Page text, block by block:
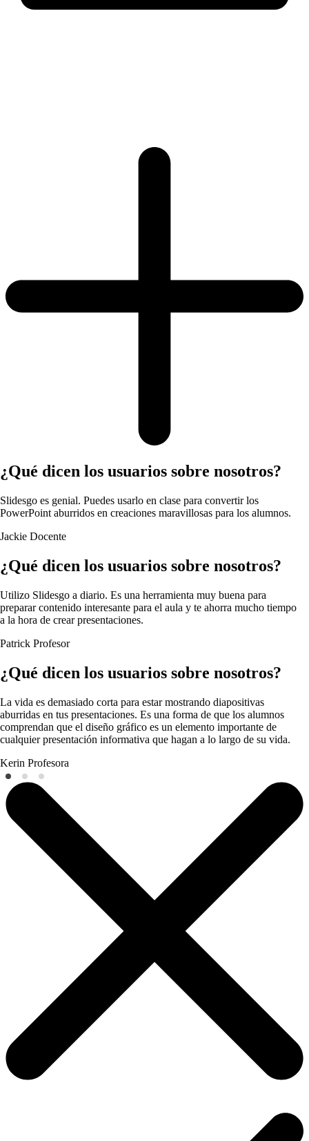
¿Qué dicen los usuarios sobre nosotros?
Slidesgo es genial. Puedes usarlo en clase para convertir los
PowerPoint aburridos en creaciones maravillosas para los alumnos.
Jackie Docente
¿Qué dicen los usuarios sobre nosotros?
Utilizo Slidesgo a diario. Es una herramienta muy buena para
preparar contenido interesante para el aula y te ahorra mucho tiempo
a la hora de crear presentaciones.
Patrick Profesor
¿Qué dicen los usuarios sobre nosotros?
La vida es demasiado corta para estar mostrando diapositivas
aburridas en tus presentaciones. Es una forma de que los alumnos
comprendan que el diseño gráfico es un elemento importante de
cualquier presentación informativa que hagan a lo largo de su vida.
Kerin Profesora